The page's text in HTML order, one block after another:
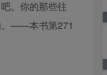
。你的那些往
。——本书第271